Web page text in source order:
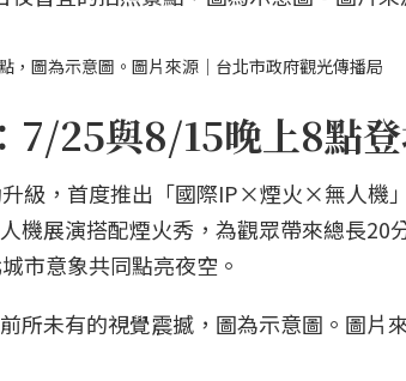
，圖為示意圖。圖片來源｜台北市政府觀光傳播局
25與8/15晚上8點
級，首度推出「國際IP×煙火×無人機
機展演搭配煙火秀，為觀眾帶來總長20
市意象共同點亮夜空。